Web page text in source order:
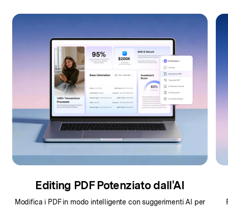
Editing PDF Potenziato dall'AI
Modifica i PDF in modo intelligente con suggerimenti AI per